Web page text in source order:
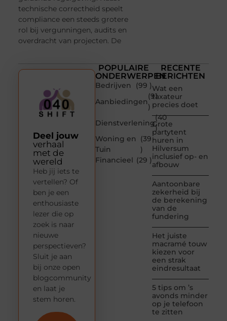
technische correctheid speelt
compliance een steeds grotere
rol bij vergunningen, audits en
overdracht van projecten. De
POPULAIRE
ONDERWERPEN
Bedrijven
(99 )
Aanbiedingen
(91
)
Dienstverlening
(40
)
Woning en
Tuin
(39
)
Financieel (29 )
RECENTE
BERICHTEN
Wat een
taxateur
precies doet
Grote
partytent
huren in
Hilversum
inclusief op- en
afbouw
Aantoonbare
zekerheid bij
de berekening
van de
fundering
Het juiste
macramé touw
kiezen voor
een strak
eindresultaat
5 tips om ’s
avonds minder
op je telefoon
te zitten
Deel jouw
verhaal
met de
wereld
Heb jij iets te
vertellen? Of
ben je een
enthousiaste
lezer die op
zoek is naar
nieuwe
perspectieven?
Sluit je aan
bij onze open
blogcommunity
en laat je
stem horen.